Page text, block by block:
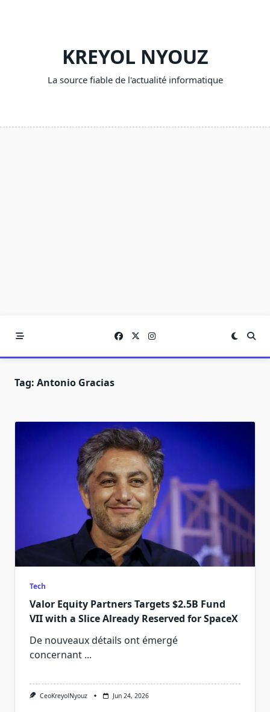
KREYOL NYOUZ
La source fiable de l'actualité informatique
Tag: Antonio Gracias
Tech
Valor Equity Partners Targets $2.5B Fund
VII with a Slice Already Reserved for SpaceX
De nouveaux détails ont émergé
concernant ...
CeoKreyolNyouz Jun 24, 2026